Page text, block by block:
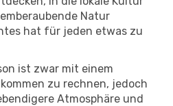
Natur
hat für jeden etwas zu
ist zwar mit einem
zu rechnen, jedoch
Atmosphäre und